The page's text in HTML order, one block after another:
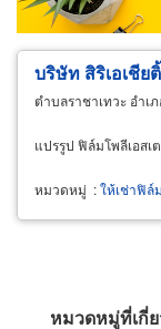
ผู้ส่งออก/นำเข้า
บริษัท สิริเอเชีย
ตำบลราชาเทวะ อำเ
แปรรูป ฟิล์มโพลีเอสเ
หมวดหมู่ :ให้เช่าฟิล์
หมวดหมู่ที่เกี่